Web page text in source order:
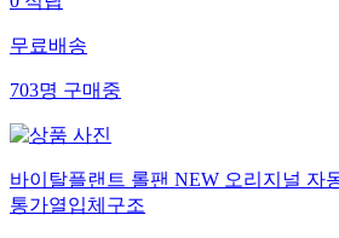
무료배송
703명 구매중
바이탈플랜트 롤팬 NEW 오리지널 자
통가열입체구조